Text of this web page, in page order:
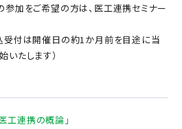
加をご希望の方は、医工連携セミナー
受付は開催日の約1か月前を目途に当
たします）
工連携の概論」